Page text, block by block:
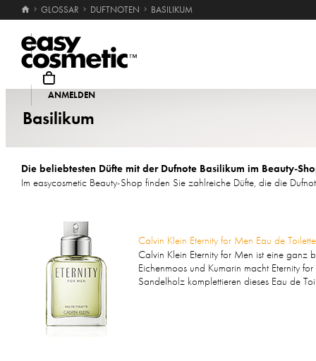
GLOSSAR DUFTNOTEN BASILIKUM
ANMELDEN
Basilikum
Die beliebtesten Düfte mit der Dufnote Basilikum im Beauty-
Im easycosmetic Beauty-Shop finden Sie zahlreiche Düfte, die die
Calvin Klein Eternity for Men Eau de
Calvin Klein Eternity for Men ist eine ganz
Eichenmoos und Kumarin macht Eternity
Sandelholz komplettieren dieses Eau de